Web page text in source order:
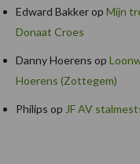
Edward Bakkerop Mijn
Donaat Croes
Danny Hoerens op
Hoerens (Zottegem)
Philips op JF AV